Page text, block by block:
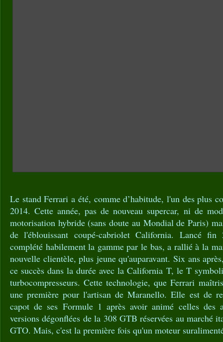
Le stand Ferrari a été, comme d’habitude, l'un des plus
2014. Cette année, pas de nouveau supercar, ni de
motorisation hybride (sans doute au Mondial de Paris)
de l'éblouissant coupé-cabriolet California. Lancé
complété habilement la gamme par le bas, a rallié à la
nouvelle clientèle, plus jeune qu'auparavant. Six ans
ce succès dans la durée avec la California T, le T
turbocompresseurs. Cette technologie, que Ferrari
une première pour l'artisan de Maranello. Elle est de
capot de ses Formule 1 après avoir animé celles des
versions dégonflées de la 308 GTB réservées au marché
GTO. Mais, c'est la première fois qu'un moteur